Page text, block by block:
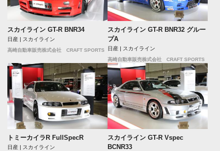
スカイライン GT-R BNR34
日産 | スカイライン
高崎自動車販売株式会社 CRAFT SPORTS
スカイライン GT-R BNR32 グルー
プA
日産 | スカイライン
高崎自動車販売株式会社 CRAFT SPORTS
トミーカイラR FullSpecR
日産 | スカイライン
スカイライン GT-R Vspec
BCNR33